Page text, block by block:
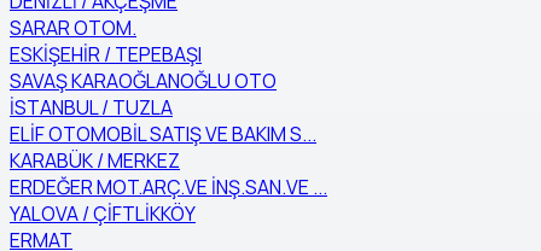
SARAR OTOM.
ESKİŞEHİR / TEPEBAŞI
SAVAŞ KARAOĞLANOĞLU OTO
İSTANBUL / TUZLA
ELİF OTOMOBİL SATIŞ VE BAKIM S...
KARABÜK / MERKEZ
ERDEĞER MOT.ARÇ.VE İNŞ.SAN.VE ...
YALOVA / ÇİFTLİKKÖY
ERMAT